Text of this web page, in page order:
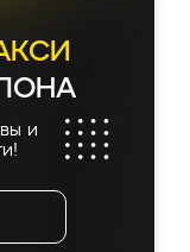
и